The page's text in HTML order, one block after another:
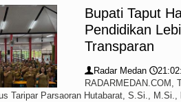
Bupati Taput
Pendidikan
Transparan
👤 Radar Medan 🕔
RADARMEDAN.COM,
Taripar Parsaoran Hutabarat, S.Si.,